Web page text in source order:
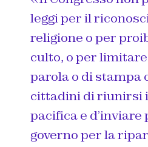
leggi per il
religione o per
culto, o per
parola o di stampa
cittadini di riunirsi
pacifica e
governo per la